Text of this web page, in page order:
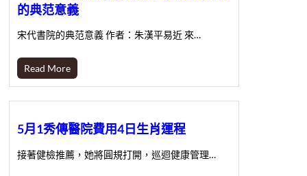
的典范意義
宋代書院的典范意義 作者：朱漢平易近 來…
Read More
5月1秀傳醫院費用4日生肖運程
接著健檢推薦，她將圓規打開，巡迴健康管理…